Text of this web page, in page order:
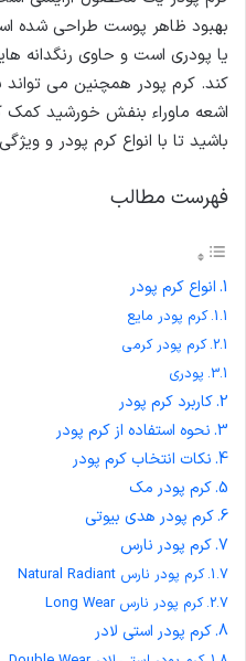
بهبود ظاهر پوست طراحی شده
یا پودری است و حاوی رنگدانه
کند. کرم پودر همچنین می
اشعه ماوراء بنفش خورشید کمک
باشید تا با انواع کرم پودر و
فهرست مطالب
انواع کرم پودر
کرم پودر مایع
کرم پودر کرمی
پودری
کاربرد کرم پودر
نحوه استفاده از کرم پودر
نکات انتخاب کرم پودر
کرم پودر مک
کرم پودر هدی بیوتی
کرم پودر نارس
کرم پودر نارس Natural Radiant
کرم پودر نارس Long Wear
کرم پودر استی لادر